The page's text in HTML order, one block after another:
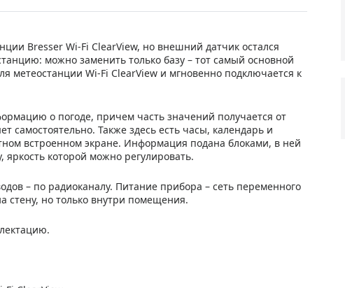
Bresser Wi-Fi ClearView, но внешний датчик остался
можно заменить только базу – тот самый основной
метеостанции Wi-Fi ClearView и мгновенно подключается к
о погоде, причем часть значений получается от
самостоятельно. Также здесь есть часы, календарь и
встроенном экране. Информация подана блоками, в ней
яркость которой можно регулировать.
– по радиоканалу. Питание прибора – сеть переменного
стену, но только внутри помещения.